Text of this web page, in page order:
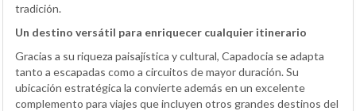
tradición.
Un destino versátil para enriquecer cualquier itinerario
Gracias a su riqueza paisajística y cultural, Capadocia se adapta
tanto a escapadas como a circuitos de mayor duración. Su
ubicación estratégica la convierte además en un excelente
complemento para viajes que incluyen otros grandes destinos del